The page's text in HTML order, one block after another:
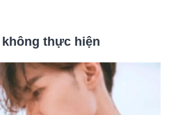
thực hiện